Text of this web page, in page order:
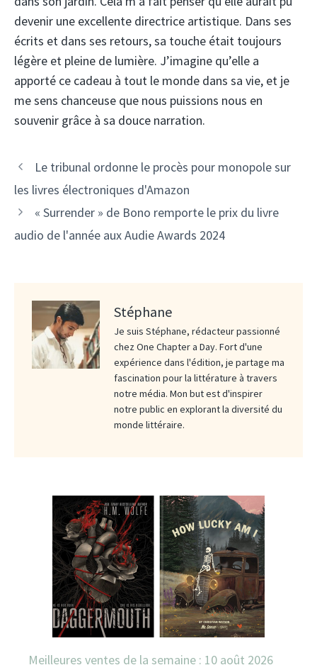
devenir une excellente directrice artistique. Dans ses
écrits et dans ses retours, sa touche était toujours
légère et pleine de lumière. J’imagine qu’elle a
apporté ce cadeau à tout le monde dans sa vie, et je
me sens chanceuse que nous puissions nous en
souvenir grâce à sa douce narration.
Le tribunal ordonne le procès pour monopole sur
les livres électroniques d'Amazon
« Surrender » de Bono remporte le prix du livre
audio de l'année aux Audie Awards 2024
Stéphane
Je suis Stéphane, rédacteur passionné
chez One Chapter a Day. Fort d'une
expérience dans l'édition, je partage ma
fascination pour la littérature à travers
notre média. Mon but est d'inspirer
notre public en explorant la diversité du
monde littéraire.
Meilleures ventes de la semaine : 10 août 2026